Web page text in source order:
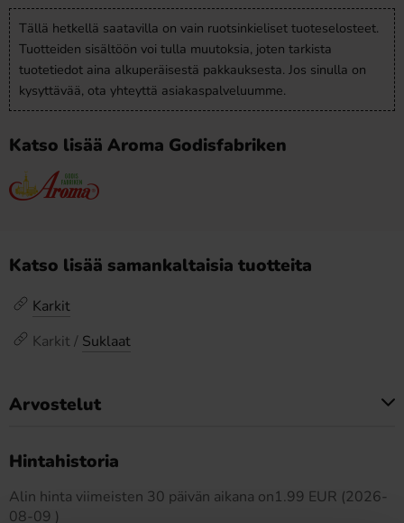
Tällä hetkellä saatavilla on vain ruotsinkieliset tuoteselosteet.
Tuotteiden sisältöön voi tulla muutoksia, joten tarkista
tuotetiedot aina alkuperäisestä pakkauksesta. Jos sinulla on
kysyttävää, ota yhteyttä asiakaspalveluumme.
Katso lisää Aroma Godisfabriken
Katso lisää samankaltaisia tuotteita
Karkit
Karkit / Suklaat
Arvostelut
Hintahistoria
Alin hinta viimeisten 30 päivän aikana on1.99 EUR (2026-
08-09 )